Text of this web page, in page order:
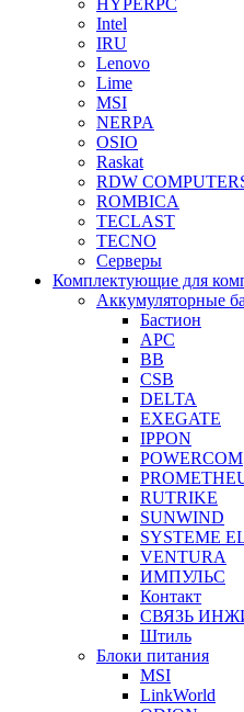
HYPERPC
Intel
IRU
Lenovo
Lime
MSI
NERPA
OSIO
Raskat
RDW
ROMBICA
TECLAST
TECNO
Серверы
Комплектующие для
Аккумуляторные
Бастион
APC
BB
CSB
DELTA
EXEGATE
IPPON
POWERCOM
RUTRIKE
SUNWIND
SYSTEME
VENTURA
ИМПУЛЬС
Контакт
СВЯЗЬ
Штиль
Блоки питания
MSI
LinkWorld